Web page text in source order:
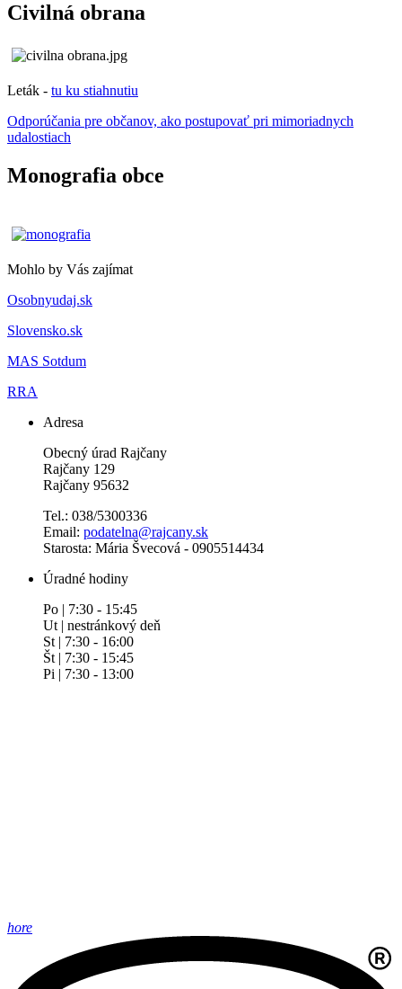
Civilná obrana
Leták - tu ku stiahnutiu
Odporúčania pre občanov, ako postupovať pri mimoriadnych
udalostiach
Monografia obce
Mohlo by Vás zajímat
Osobnyudaj.sk
Slovensko.sk
MAS Sotdum
RRA
Adresa
Obecný úrad Rajčany
Rajčany 129
Rajčany 95632
Tel.: 038/5300336
Email: podatelna@rajcany.sk
Starosta: Mária Švecová - 0905514434
Úradné hodiny
Po | 7:30 - 15:45
Ut | nestránkový deň
St | 7:30 - 16:00
Št | 7:30 - 15:45
Pi | 7:30 - 13:00
hore